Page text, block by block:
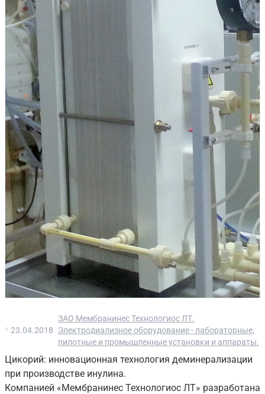
23.04.2018
ЗАО Мембранинес Технологиос ЛТ.
Электродиализное оборудование - лабораторные,
пилотные и промышленные установки и аппараты.
Цикорий: инновационная технология деминерализации
при производстве инулина.
Компанией «Мембранинес Технологиос ЛТ» разработана